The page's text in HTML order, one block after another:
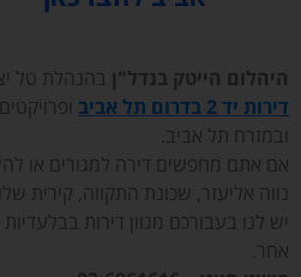
היהלום הייטק בנדל"ן בהנהלת טל
דירות יד 2 בדרום תל אביב
ובמזרח תל אביב.
אם אתם מחפשים דירה למגורים או
נווה אליעזר, שכונת התקווה, קירית
יש לנו בעבורכם מגוון דירות
אחר.